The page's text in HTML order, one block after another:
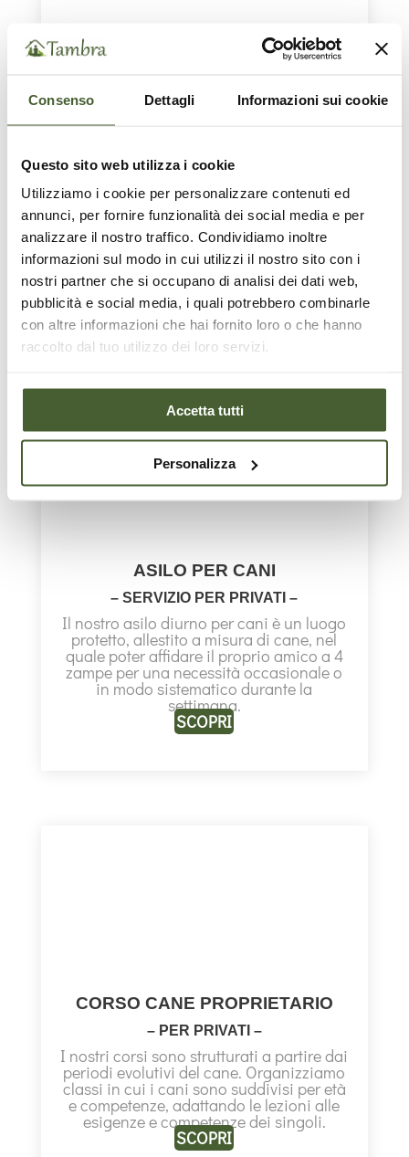
Consenso Dettagli Informazioni sui cookie
Questo sito web utilizza i cookie
Utilizziamo i cookie per personalizzare contenuti ed
annunci, per fornire funzionalità dei social media e per
analizzare il nostro traffico. Condividiamo inoltre
informazioni sul modo in cui utilizzi il nostro sito con i
nostri partner che si occupano di analisi dei dati web,
pubblicità e social media, i quali potrebbero combinarle
con altre informazioni che hai fornito loro o che hanno
raccolto dal tuo utilizzo dei loro servizi.
Accetta tutti
Personalizza
MEDICINA COMPORTAMENTALE
– SERVIZIO PER PRIVATI –
Il medico veterinario esperto in
comportamento è in grado di saper
distinguere tra affezioni organiche che
influenzano il comportamento del cane e
patologie comportamentali vere e
proprie.
SCOPRI
ASILO PER CANI
– SERVIZIO PER PRIVATI –
Il nostro asilo diurno per cani è un luogo
protetto, allestito a misura di cane, nel
quale poter affidare il proprio amico a 4
zampe per una necessità occasionale o
in modo sistematico durante la
settimana.
SCOPRI
CORSO CANE PROPRIETARIO
– PER PRIVATI –
I nostri corsi sono strutturati a partire dai
periodi evolutivi del cane. Organizziamo
classi in cui i cani sono suddivisi per età
e competenze, adattando le lezioni alle
esigenze e competenze dei singoli.
SCOPRI